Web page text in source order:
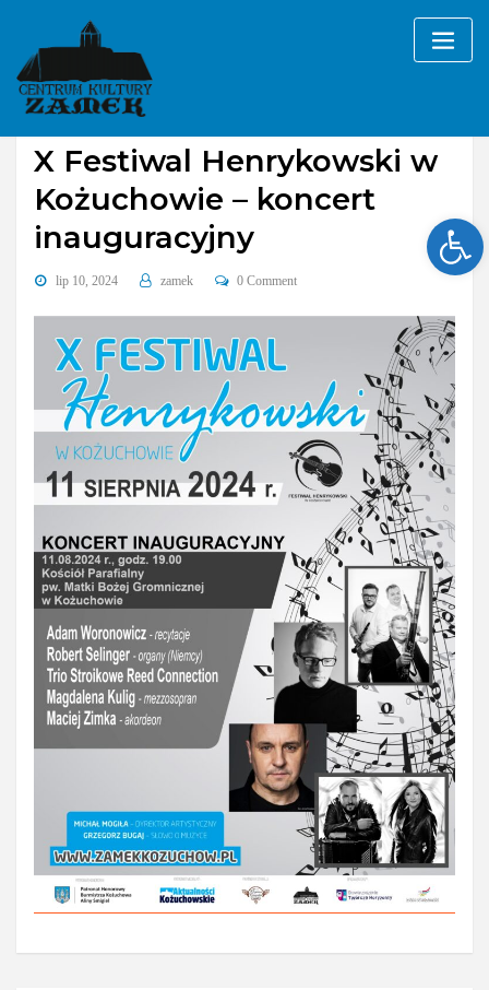
content
Bez kategorii
X Festiwal Henrykowski w
Kożuchowie – koncert
inauguracyjny
lip 10, 2024 zamek 0 Comment